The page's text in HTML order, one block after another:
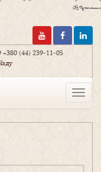
+380 (44) 239-11-05
Toggle